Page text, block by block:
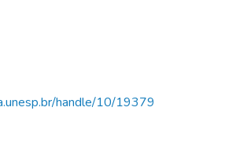
handle/10/19379